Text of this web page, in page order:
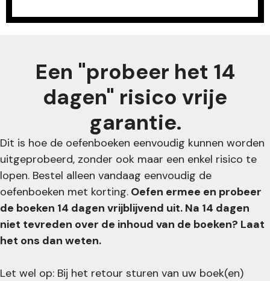
Een "probeer het 14
dagen" risico vrije
garantie.
Dit is hoe de oefenboeken eenvoudig kunnen worden
uitgeprobeerd, zonder ook maar een enkel risico te
lopen. Bestel alleen vandaag eenvoudig de
oefenboeken met korting. Oefen ermee en probeer
de boeken 14 dagen vrijblijvend uit. Na 14 dagen
niet tevreden over de inhoud van de boeken? Laat
het ons dan weten.
Let wel op: Bij het retour sturen van uw boek(en)